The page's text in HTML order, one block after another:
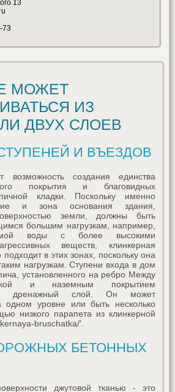
13
73
МОЖЕТ
ИЗ
ДВУХ СЛОЕВ
И ВЪЕЗДОВ
возможность создания единства
покрытия и благовидных
кладки. Поскольку именно
и зона основания здания,
земли, должны быть
большим нагрузкам, например,
воды с более высокими
веществ, клинкерная
в этих зонах, поскольку она
нагрузкам. Ступени входа в дом
установленного на ребро Между
и наземным покрытием
дренажный слой. Он может
одном уровне или быть несколько
низкого парапета из клинкерной
bruschatka/'.
БЕТОННЫХ
джутовой тканью - это